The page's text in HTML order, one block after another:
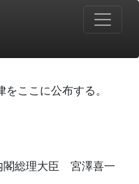
ここに公布する。
閣総理大臣 宮澤喜一